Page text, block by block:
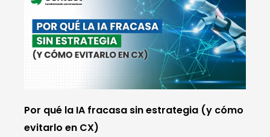
Por qué la IA fracasa sin estrategia (y cómo
evitarlo en CX)